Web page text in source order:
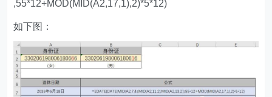
,55*12+MOD(MID(A2,17,1),2)*5*12)
如下图：